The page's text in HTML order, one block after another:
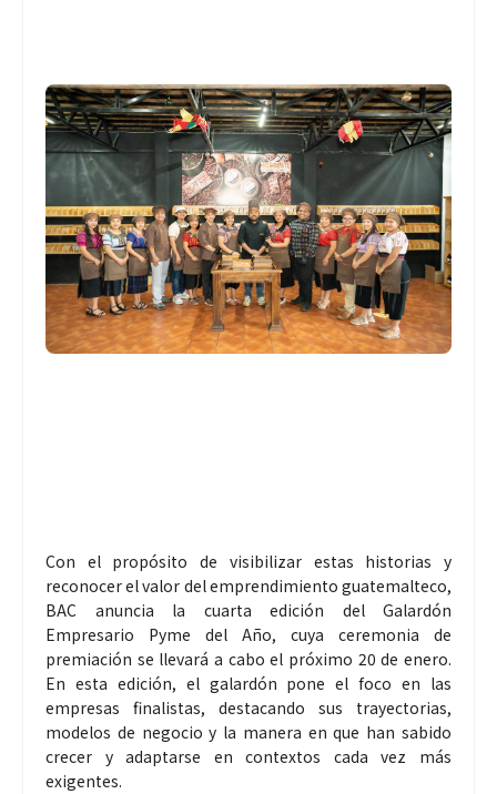
Con el propósito de visibilizar estas historias y
reconocer el valor del emprendimiento guatemalteco,
BAC anuncia la cuarta edición del Galardón
Empresario Pyme del Año, cuya ceremonia de
premiación se llevará a cabo el próximo 20 de enero.
En esta edición, el galardón pone el foco en las
empresas finalistas, destacando sus trayectorias,
modelos de negocio y la manera en que han sabido
crecer y adaptarse en contextos cada vez más
exigentes.